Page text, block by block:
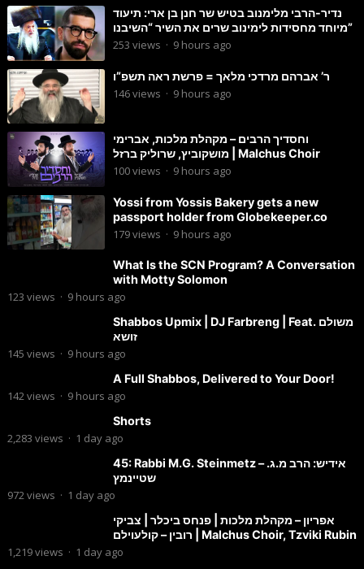
נדיר-הרבי מלימנוב בטיש שר חנן בן ארי: תיעוד
מיוחד מחסידות לימינוב שרים את השיר “השיבנו”
253 views · 9 hours ago
ר’ אברהם מרדכי מלאך = פרשת ראה תשפ”ו
146views · 9 hours ago
וחסדיך הרבים – מקהלת מלכות, אברימי
מושקוביץ, שרוליק ברזל | Malchus Choir
100views · 9 hours ago
Yossi from Yossis Bakery gets a new
passport holder from Globekeeper.co
179views · 9 hours ago
What Is the SCN Program? A Conversation
with Motty Solomon
123 views · 9 hours ago
Shabbos Upmix | DJ Farbreng | Feat. משולם
זושא
145 views · 9 hours ago
A Full Shabbos, Delivered to Your Door!
142views · 9 hours ago
Shorts
2,283 views · 1 day ago
45: Rabbi M.G. Steinmetz – אידיש: הרב מ.ג.
שטיינמץ
972views · 1 day ago
אפריון – מקהלת מלכות | פנחס ביכלר | צביקי
רובין – קולעוילם | Malchus Choir, Tzviki Rubin
1,219views · 1 day ago